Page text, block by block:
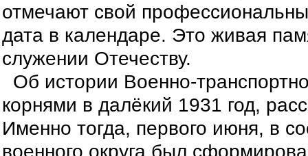
отмечают свой
дата в календаре. Это живая
служении Отечеству.
Об истории Военно-
корнями в далёкий 1931 год,
Именно тогда, первого июня, в
военного округа был